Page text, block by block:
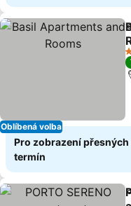
Oblíbená volba
Pro zobrazení
termín